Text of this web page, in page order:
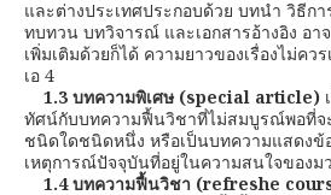
และต่างประเทศประกอบด้วย บทนำ วิธีก
ทบทวน บทวิจารณ์ และเอกสารอ้างอิง อา
เพิ่มเติมด้วยก็ได้ ความยาวของเรื่องไม่ค
เอ 4
1.3 บทความพิเศษ (special article)
ทัศน์กับบทความฟื้นวิชาที่ไม่สมบูรณ์พอที่จ
ชนิดใดชนิดหนึ่ง หรือเป็นบทความแสดงข้
เหตุการณ์ปัจจุบันที่อยู่ในความสนใจของม
1.4 บทความฟื้นวิชา (refreshe